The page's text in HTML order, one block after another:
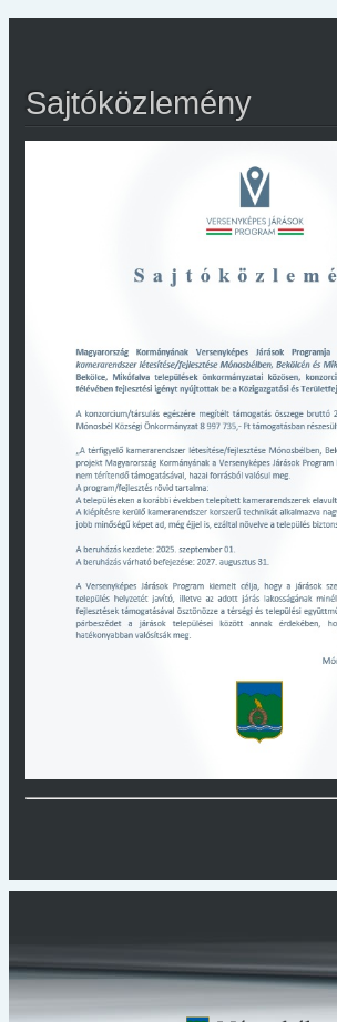
Sajtóközlemény